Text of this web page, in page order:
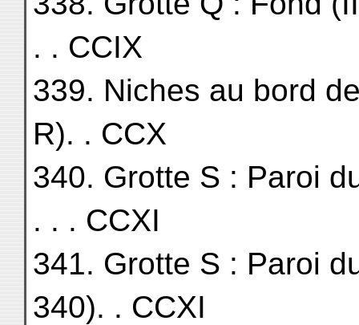
. . CCIX
339. Niches au bord
R). . CCX
340. Grotte S : Paroi
. . . CCXI
341. Grotte S : Paroi
340). . CCXI